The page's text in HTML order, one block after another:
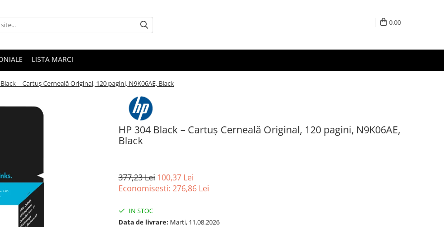
0,00
LISTA MARCI
– Cartuș Cerneală Original, 120 pagini, N9K06AE, Black
HP 304 Black – Cartuș Cerneală Original, 120 pagini, N9K06AE,
Black
377,23 Lei 100,37 Lei
Economisesti: 276,86 Lei
IN STOC
Data de livrare: Marti, 11.08.2026